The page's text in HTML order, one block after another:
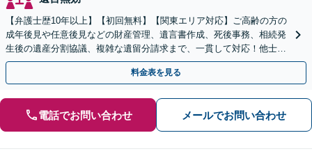
【弁護士歴10年以上】【初回無料】【関東エリア対応】ご高齢の方の
成年後見や任意後見などの財産管理、遺言書作成、死後事務、相続発
生後の遺産分割協議、複雑な遺留分請求まで、一貫して対応！他士業
との連携力を活かした最適解の追求【WEB面談対応】
料金表を見る
電話でお問い合わせ メールでお問い合わせ